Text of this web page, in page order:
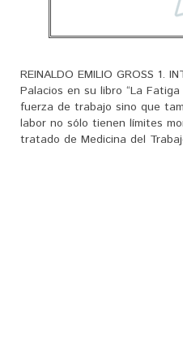
REINALDO EMILIO GROSS
Palacios en su libro “La
fuerza de trabajo sino que
labor no sólo tienen límites
tratado de Medicina del